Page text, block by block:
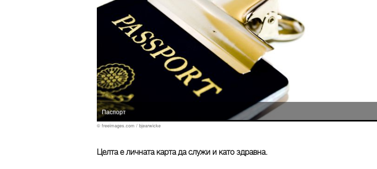
Паспорт
© freeimages.com / bjearwicke
Целта е личната карта да служи и като здравна.